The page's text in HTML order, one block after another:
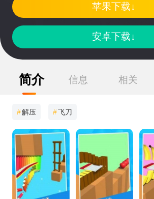
安卓下载↓
苹果下载↓
简介 信息 相关
#解压 #飞刀